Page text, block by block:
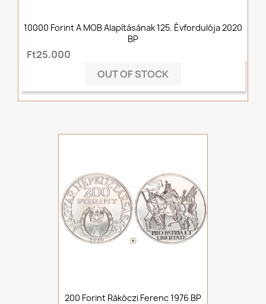
10000 Forint A MOB Alapításának 125. Évfordulója 2020
BP
Ft25,000
OUT OF STOCK
200 Forint Rákóczi Ferenc 1976 BP